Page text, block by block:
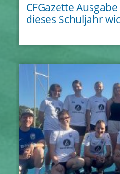
CFGazette
dieses Schuljahr